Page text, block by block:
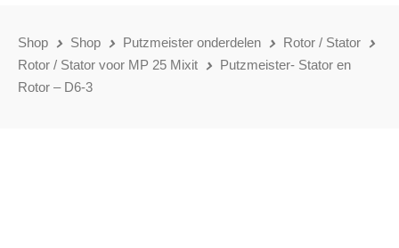
Shop Shop Putzmeister onderdelen
Rotor / Stator
Rotor / Stator voor MP 25 Mixit
Putzmeister- Stator en
Rotor – D6-3